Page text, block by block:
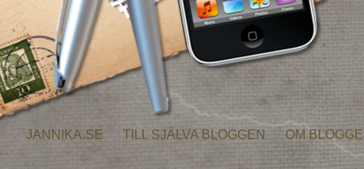
JANNIKA.SE TILL SJÄLVA BLOGGEN OM